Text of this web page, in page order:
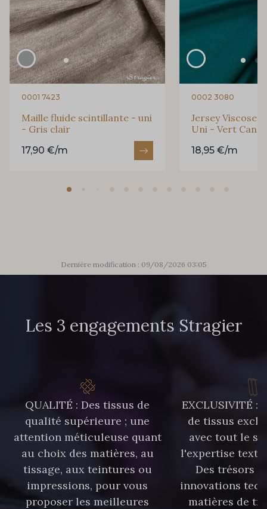
0001 7423
Maille fluide scintillante - uni
- Gris clair
17,90 €/m
0002 3080
Jersey Viscose
Uni - Vert
18,95 €/m
Dernière modification : 09/08/2026 03:05
Les 3 engagements Stragier
QUALITÉ : Des tissus de
qualité supérieure ; une
attention méticuleuse quant
au choix des matières, au
tissage, aux teintures ou
impressions, pour vous
proposer les meilleures
EXCLUSIVITÉ :
de tissus
avec tout le
l'expertise
Des trésors
innovations
matières de